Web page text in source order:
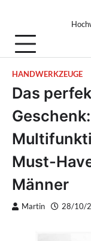
content
HANDWERKZEUGE
Das
Must-
Männer
Martin 28/10/